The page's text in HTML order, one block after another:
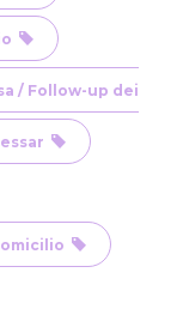
/ Follow-up dei